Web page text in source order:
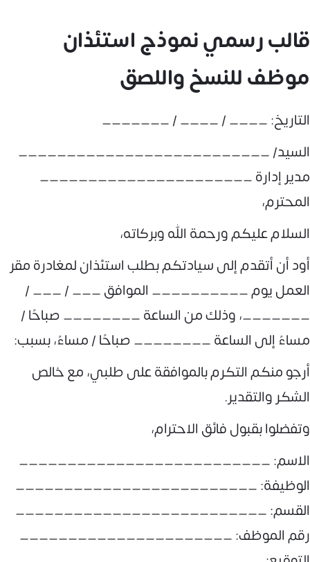
قالب رسمي نموذج استئذان
موظف للنسخ واللصق
التاريخ: ____ / ____ / _______
السيد/ __________________________
مدير إدارة ______________________
المحترم،
السلام عليكم ورحمة الله وبركاته،
أود أن أتقدم إلى سيادتكم بطلب استئذان لمغادرة مقر
العمل يوم __________ الموافق ___ / ___ /
_______، وذلك من الساعة ________ صباحًا /
مساءً إلى الساعة ________ صباحًا / مساءً، بسبب:
أرجو منكم التكرم بالموافقة على طلبي، مع خالص
الشكر والتقدير.
وتفضلوا بقبول فائق الاحترام،
الاسم: __________________________
الوظيفة: _________________________
القسم: __________________________
رقم الموظف: ______________________